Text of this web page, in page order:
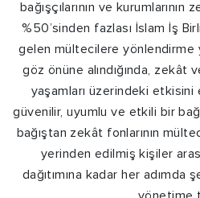
bağışçılarının ve
%50’sinden fazlası İslam İş
gelen mültecilere yönlendirme
göz önüne alındığında, zekât
yaşamları üzerindeki etkisini
güvenilir, uyumlu ve etkili bir
bağıştan zekât fonlarının
yerinden edilmiş kişiler
dağıtımına kadar her adımda